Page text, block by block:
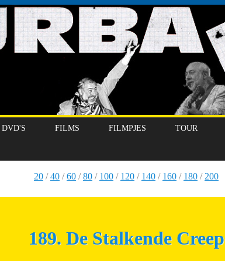
DVD'S FILMS FILMPJES TOUR
20 /40 /60 /80 / 100 / 120 / 140 / 160 / 180 / 200
189. De Stalkende Creep